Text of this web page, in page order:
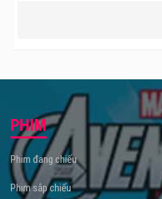
PHIM
Phim đang chiếu
Phim sắp chiếu